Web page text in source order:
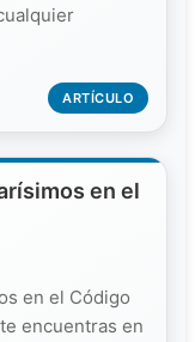
ARTÍCULO
en el
en el Código
encuentras en